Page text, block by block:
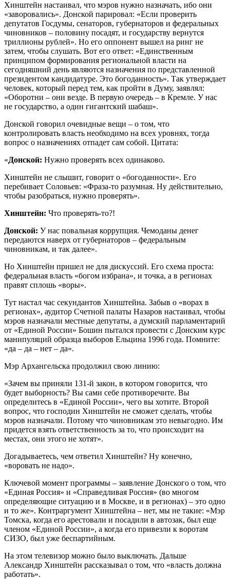
Хинштейн настаивал, что мэров нужно назначать, ибо они
«заворовались». Донской парировал: «Если проверить
депутатов Госдумы, сенаторов, губернаторов и федеральных
чиновников – половину посадят, и государству вернутся
триллионы рублей». Но его оппонент вышел на ринг не
затем, чтобы слушать. Вот его ответ: «Единственным
принципом формирования региональной власти на
сегодняшний день являются назначения по представленной
президентом кандидатуре. Это богоданность». Так утверждает
человек, который перед тем, как пройти в Думу, заявлял:
«Оборотни – они везде. В первую очередь – в Кремле. У нас
не государство, а один гигантский шабаш».
Донской говорил очевидные вещи – о том, что
контролировать власть необходимо на всех уровнях, тогда
вопрос о назначениях отпадет сам собой. Цитата:
«Донской: Нужно проверять всех одинаково.
Хинштейн не слышит, говорит о «богоданности». Его
перебивает Соловьев: «Фраза-­то разумная. Ну действительно,
чтобы разобраться, нужно проверять».
Хинштейн: Что проверять-­то?!
Донской: У нас повальная коррупция. Чемоданы денег
передаются наверх от губернаторов – федеральным
чиновникам, и так далее».
Но Хинштейн пришел не для дискуссий. Его схема проста:
федеральная власть «богом избрана», и точка, а в регионах
правят сплошь «воры».
Тут настал час секундантов Хинштейна. Забыв о «ворах в
регионах», аудитор Счетной палаты Назаров настаивал, чтобы
мэров назначали местные депутаты, а думский парламентарий
от «Единой России» Бошин пытался провести с Донским курс
манипуляций образца выборов Ельцина 1996 года. Помните:
«да – да – нет – да».
Мэр Архангельска продолжил свою линию:
«Зачем вы приняли 131-­й закон, в котором говорится, что
будет выборность? Вы сами себе противоречите. Вы
определитесь в «Единой России», чего вы хотите. Второй
вопрос, что господин Хинштейн не сможет сделать, чтобы
мэров назначали. Потому что чиновникам это невыгодно. Им
придется взять ответственность за то, что происходит на
местах, они этого не хотят».
Догадываетесь, чем ответил Хинштейн? Ну конечно,
«воровать не надо».
Ключевой момент программы – заявление Донского о том, что
«Единая Россия» и «Справедливая Россия» (во многом
определяющие ситуацию и в Москве, и в регионах) – это одно
и то же». Контраргумент Хинштейна – нет, мы не такие: «Мэр
Томска, когда его арестовали и посадили в автозак, был еще
членом «Единой России», а когда его привезли к воротам
СИЗО, был уже беспартийным.
На этом телевизор можно было выключать. Дальше
Александр Хинштейн рассказывал о том, что «власть должна
работать».